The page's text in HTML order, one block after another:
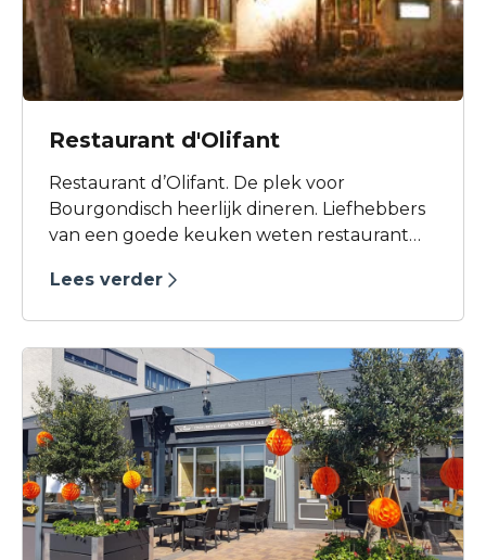
Restaurant d'Olifant
Restaurant d’Olifant. De plek voor
Bourgondisch heerlijk dineren. Liefhebbers
van een goede keuken weten restaurant
Heerhugowaard goed te vinden. Raymond
gerichte keukenbrigade. De gastheer is
tevens vinoloog (wijnspecialist) en laat zijn
gasten graag meegenieten van zijn passie
voor wijnen. De sfeervolle stolpboerderij
heeft veel te bieden. Op de eerste plaats
kunt u er gezellig en lekker dineren. De kok
presenteert een menukaart met
aantrekkelijk en steeds wisselende
Lees verder